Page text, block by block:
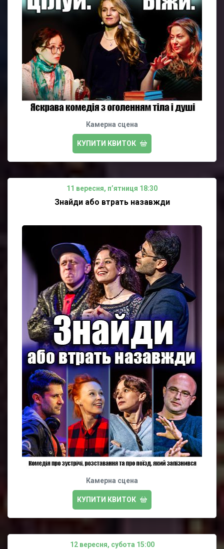
Камерна сцена
КУПИТИ КВИТОК
11 вересня, пʼятниця 18:30
Знайди або втрать назавжди
Камерна сцена
КУПИТИ КВИТОК
12 вересня, субота 15:00